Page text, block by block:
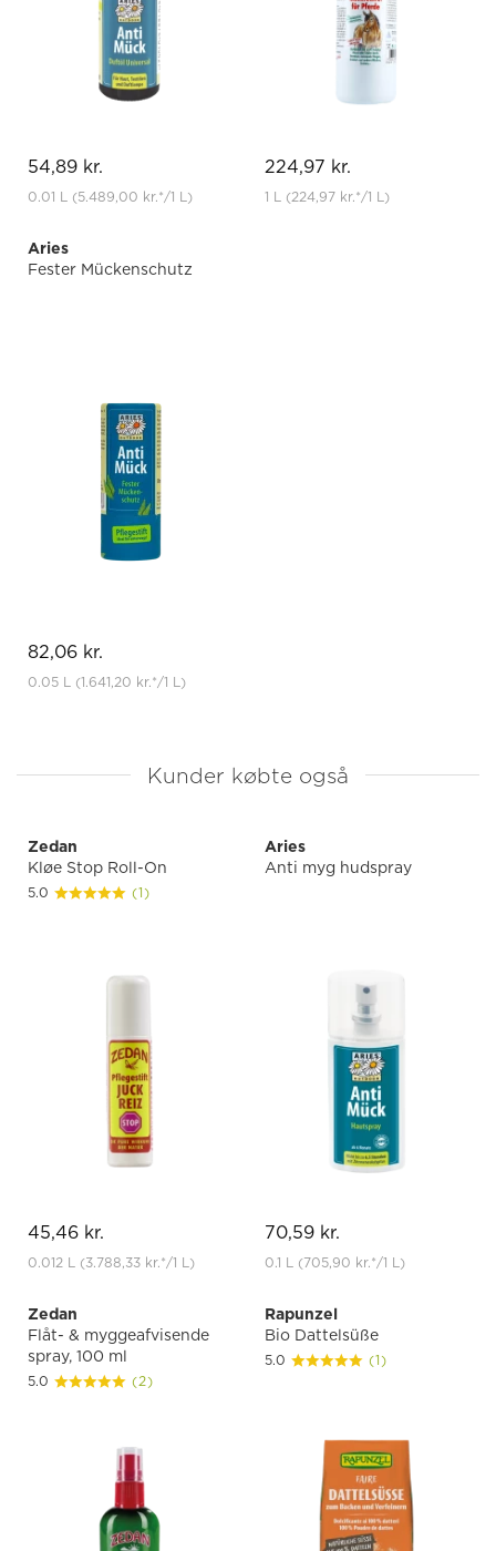
54,89 kr.
0.01 L (5.489,00 kr.*/1 L)
224,97 kr.
1 L (224,97 kr.*/1 L)
Aries
Fester Mückenschutz
82,06 kr.
0.05 L (1.641,20 kr.*/1 L)
Kunder købte også
Zedan
Kløe Stop Roll-On
5.0 (1)
45,46 kr.
0.012 L (3.788,33 kr.*/1 L)
Aries
Anti myg hudspray
70,59 kr.
0.1 L (705,90 kr.*/1 L)
Zedan
Flåt- & myggeafvisende
spray, 100 ml
5.0 (2)
Rapunzel
Bio Dattelsüße
5.0 (1)